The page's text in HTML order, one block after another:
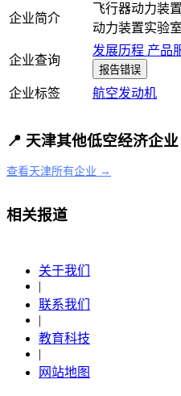
企业简介
飞行器动力装
动力装置实验
企业查询
发展历程 产品
报告错误
企业标签 航空发动机
📍 天津其他低空经济企业
查看天津所有企业 →
相关报道
关于我们
|
联系我们
|
教育科技
|
网站地图